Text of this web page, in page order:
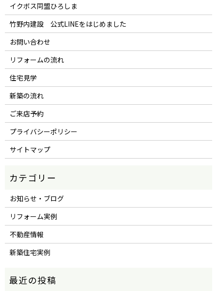
イクボス同盟ひろしま
竹野内建設 公式LINEをはじめました
お問い合わせ
リフォームの流れ
住宅見学
新築の流れ
ご来店予約
プライバシーポリシー
サイトマップ
お知らせ・ブログ
リフォーム実例
不動産情報
新築住宅実例